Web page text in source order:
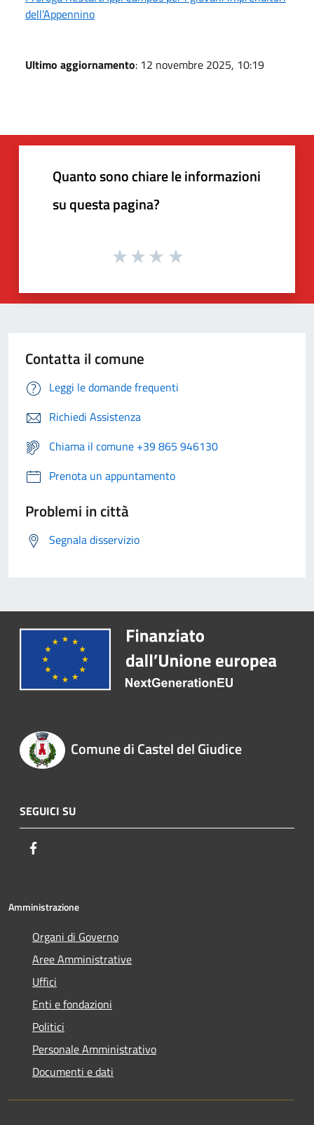
dell'Appennino
Ultimo aggiornamento: 12 novembre 2025, 10:19
Quanto sono chiare le informazioni
su questa pagina?
Contatta il comune
Leggi le domande frequenti
Richiedi Assistenza
Chiama il comune +39 865 946130
Prenota un appuntamento
Problemi in città
Segnala disservizio
Comune di Castel del Giudice
SEGUICI SU
Amministrazione
Organi di Governo
Aree Amministrative
Uffici
Enti e fondazioni
Politici
Personale Amministrativo
Documenti e dati